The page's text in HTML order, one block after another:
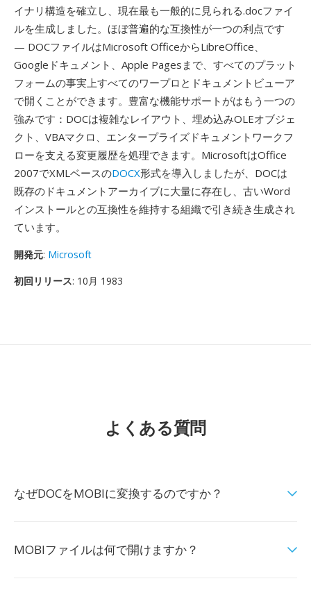
イナリ構造を確立し、現在最も一般的に見られる.docファイ
ルを生成しました。ほぼ普遍的な互換性が一つの利点です
— DOCファイルはMicrosoft OfficeからLibreOffice、
Googleドキュメント、Apple Pagesまで、すべてのプラット
フォームの事実上すべてのワープロとドキュメントビューア
で開くことができます。豊富な機能サポートがはもう一つの
強みです：DOCは複雑なレイアウト、埋め込みOLEオブジェ
クト、VBAマクロ、エンタープライズドキュメントワークフ
ローを支える変更履歴を処理できます。MicrosoftはOffice
2007でXMLベースのDOCX形式を導入しましたが、DOCは
既存のドキュメントアーカイブに大量に存在し、古いWord
インストールとの互換性を維持する組織で引き続き生成され
ています。
開発元: Microsoft
初回リリース: 10月 1983
よくある質問
なぜDOCをMOBIに変換するのですか？
MOBIファイルは何で開けますか？